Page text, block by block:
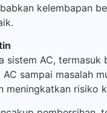
kelembapan
sistem AC,
sampai masalah
meningkatkan risiko